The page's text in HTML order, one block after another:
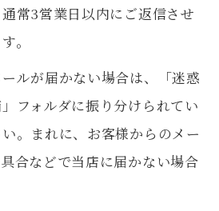
常3営業日以内にご返信させ
。
ルが届かない場合は、「迷惑
フォルダに振り分けられてい
。まれに、お客様からのメー
合などで当店に届かない場合